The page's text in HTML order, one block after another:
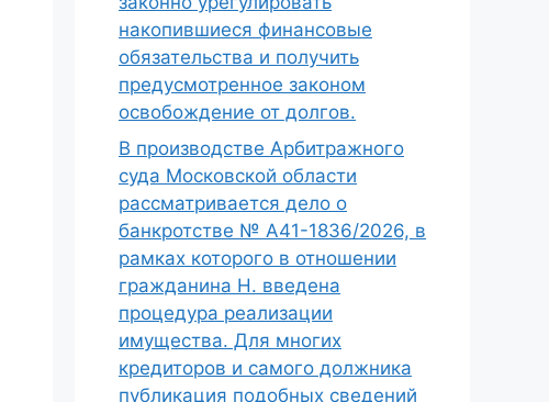
накопившиеся финансовые
обязательства и получить
предусмотренное законом
освобождение от долгов.
В производстве Арбитражного
суда Московской области
рассматривается дело о
банкротстве № А41-1836/2026, в
рамках которого в отношении
гражданина Н. введена
процедура реализации
имущества. Для многих
кредиторов и самого должника
публикация подобных сведений